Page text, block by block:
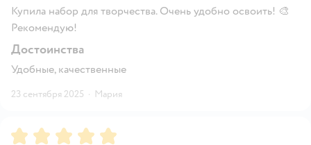
Купила набор для творчества. Очень удобно освоить! 🎨
Рекомендую!
Достоинства
Удобные, качественные
23 сентября 2025 · Мария
Рейтинг:5